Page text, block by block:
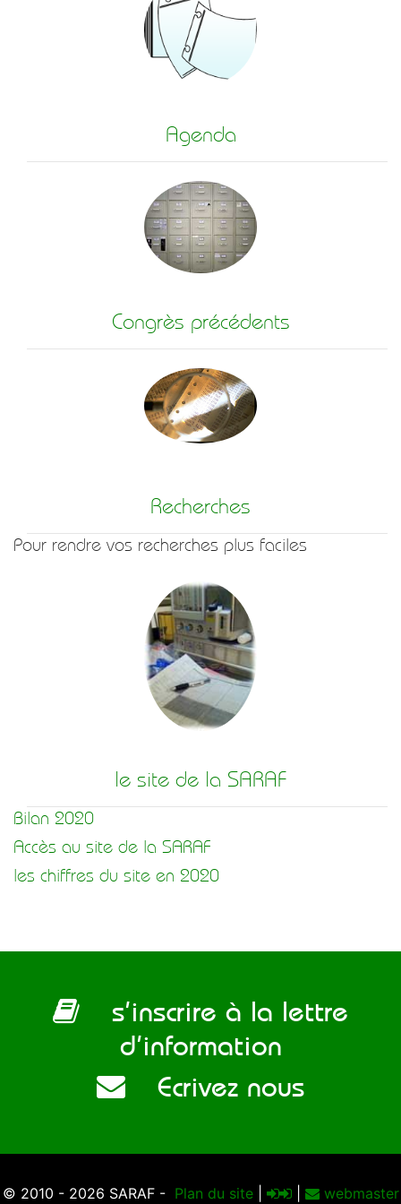
Agenda
Congrès précédents
Recherches
Pour rendre vos recherches plus faciles
le site de la SARAF
Bilan 2020
Accès au site de la SARAF
les chiffres du site en 2020
s’inscrire à la lettre
d’information
Ecrivez nous
© 2010 - 2026 SARAF - Plan du site|
webmaster